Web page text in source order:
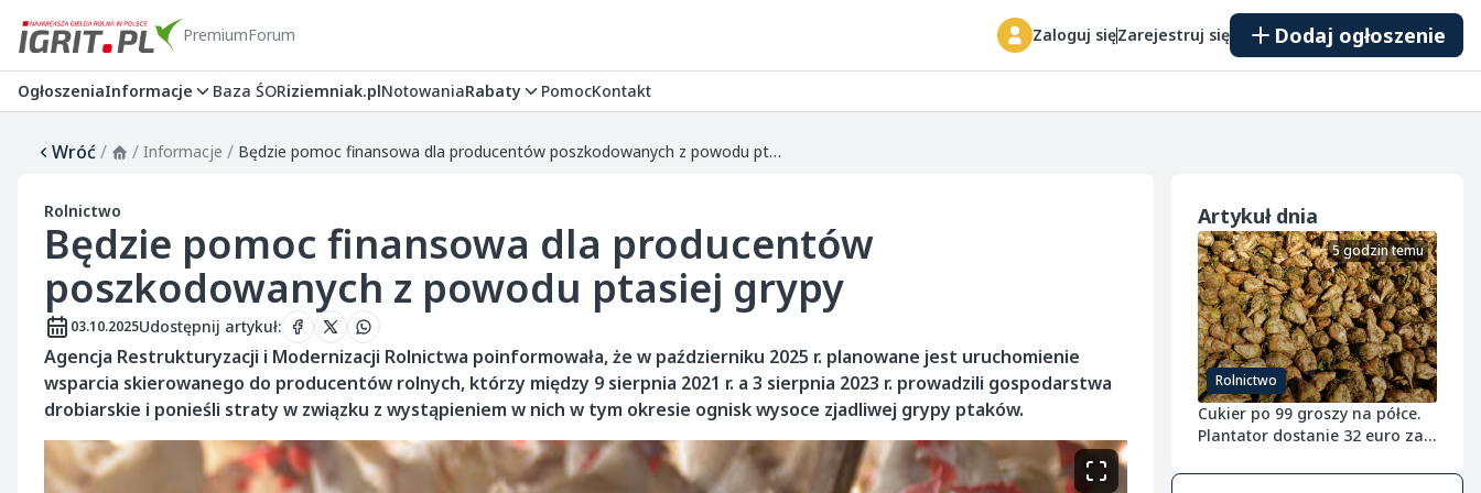
PremiumForum Zaloguj sięZarejestruj się Dodaj ogłoszenie
OgłoszeniaInformacje Baza ŚORiziemniak.plNotowaniaRabaty PomocKontakt
Wróć/ / Informacje / Będzie pomoc finansowa dla producentów poszkodowanych z powodu ptasiej grypy
Rolnictwo
Będzie pomoc finansowa dla producentów
poszkodowanych z powodu ptasiej grypy
03.10.2025Udostępnij artykuł:
Agencja Restrukturyzacji i Modernizacji Rolnictwa poinformowała, że w październiku 2025 r. planowane jest uruchomienie
wsparcia skierowanego do producentów rolnych, którzy między 9 sierpnia 2021 r. a 3 sierpnia 2023 r. prowadzili gospodarstwa
drobiarskie i ponieśli straty w związku z wystąpieniem w nich w tym okresie ognisk wysoce zjadliwej grypy ptaków.
Artykuł dnia
Rolnictwo
5 godzin temu
Cukier po 99 groszy na półce.
Plantator dostanie 32 euro za